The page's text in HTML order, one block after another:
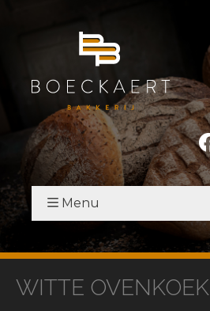
Menu
WITTE OVENKOEK